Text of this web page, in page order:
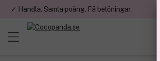
✓ Handla. Samla poäng. Få belöningar.